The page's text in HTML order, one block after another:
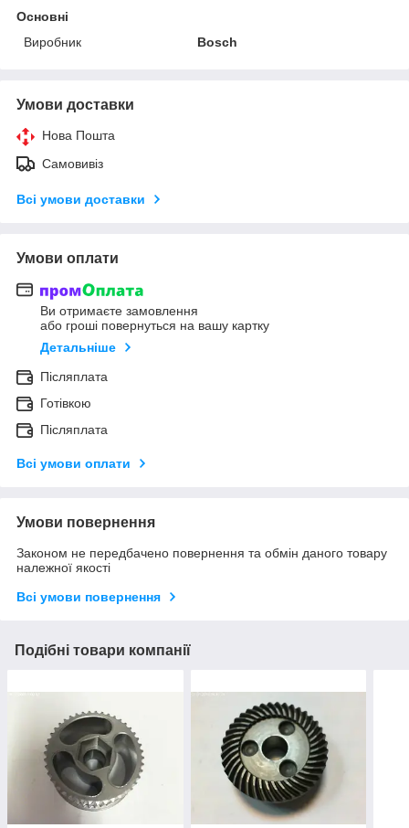
Основні
Виробник
Bosch
Умови доставки
Нова Пошта
Самовивіз
Всі умови доставки
Умови оплати
Ви отримаєте замовлення
або гроші повернуться на вашу картку
Детальніше
Післяплата
Готівкою
Післяплата
Всі умови оплати
Умови повернення
Законом не передбачено повернення та обмін даного товару
належної якості
Всі умови повернення
Подібні товари компанії